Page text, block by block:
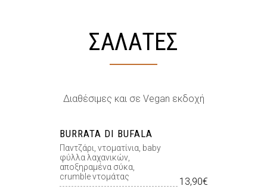
ΣΑΛΑΤΕΣ
Διαθέσιμες και σε Vegan εκδοχή
BURRATA DI BUFALA
Παντζάρι, ντοµατίνια, baby
φύλλα λαχανικών,
αποξηραµένα σύκα,
crumble ντοµάτας
13,90€